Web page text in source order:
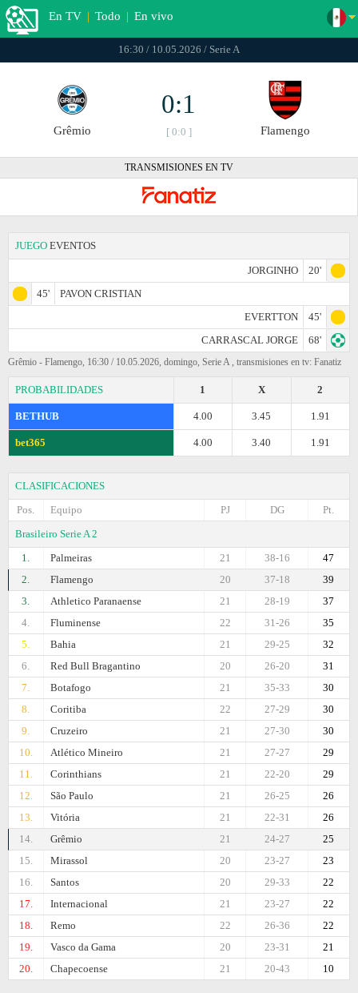
En TV | Todo | En vivo
16:30 / 10.05.2026 / Serie A
Grêmio
0:1
[ 0:0 ] Flamengo
TRANSMISIONES EN TV
JUEGO EVENTOS
JORGINHO
20'
45'
PAVON CRISTIAN
EVERTTON
45'
CARRASCAL JORGE
68'
Grêmio - Flamengo, 16:30 / 10.05.2026, domingo, Serie A , transmisiones en tv: Fanatiz
PROBABILIDADES 2
X
1
BETHUB 1.91
3.45
4.00
bet365 1.91
3.40
4.00
CLASIFICACIONES
Pos.
Equipo Pt.
DG
PJ
Brasileiro Serie A 2
1.
Palmeiras 47
38-16
21
2.
Flamengo 39
37-18
20
3.
Athletico Paranaense 37
28-19
21
4.
Fluminense 35
31-26
22
5.
Bahia 32
29-25
21
6.
Red Bull Bragantino 31
26-20
20
7.
Botafogo 30
35-33
21
8.
Coritiba 30
27-29
22
9.
Cruzeiro 30
27-30
21
10.
Atlético Mineiro 29
27-27
21
11.
Corinthians 29
22-20
21
12.
São Paulo 26
26-25
21
13.
Vitória 26
22-31
21
14.
Grêmio 25
24-27
21
15.
Mirassol 23
23-27
20
16.
Santos 22
29-33
20
17.
Internacional 22
23-27
21
18.
Remo 22
26-36
22
19.
Vasco da Gama 21
23-31
20
20.
Chapecoense 10
20-43
21